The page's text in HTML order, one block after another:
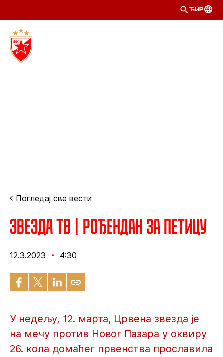
ЋИР
Погледај све вести
Звезда ТВ | Рођендан за петицу
12.3.2023 4:30
У недељу, 12. марта, Црвена звезда је
на мечу против Новог Пазара у оквиру
26. кола домаћег првенства прославила